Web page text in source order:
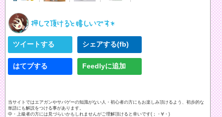
ツイートする シェアする(fb)
はてブする Feedlyに追加
当サイトではエアガンやサバゲーの知識がない人・初心者の方にもお楽しみ頂けるよう、初歩的な
単語にも解説をつける事があります。
中・上級者の方には見づらいかもしれませんがご理解頂けると幸いです(；・∀・)